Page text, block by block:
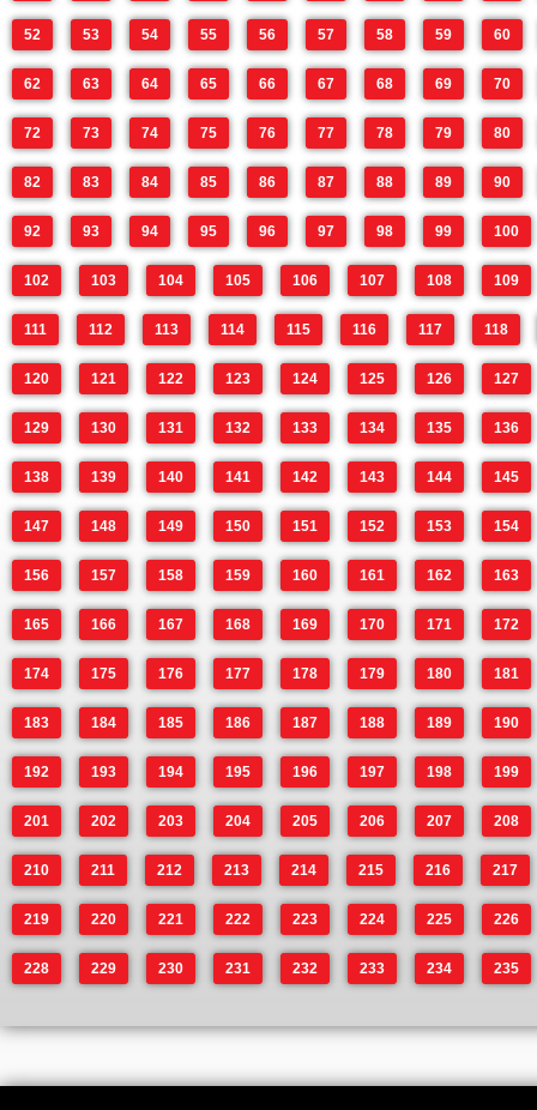
52 53 54 55 56 57 58 59 60
62 63 64 65 66 67 68 69 70
72 73 74 75 76 77 78 79 80
82 83 84 85 86 87 88 89 90
92 93 94 95 96 97 98 99 100
102 103 104 105 106 107 108 109
111 112 113 114 115 116 117 118
120 121 122 123 124 125 126 127
129 130 131 132 133 134 135 136
138 139 140 141 142 143 144 145
147 148 149 150 151 152 153 154
156 157 158 159 160 161 162 163
165 166 167 168 169 170 171 172
174 175 176 177 178 179 180 181
183 184 185 186 187 188 189 190
192 193 194 195 196 197 198 199
201 202 203 204 205 206 207 208
210 211 212 213 214 215 216 217
219 220 221 222 223 224 225 226
228 229 230 231 232 233 234 235